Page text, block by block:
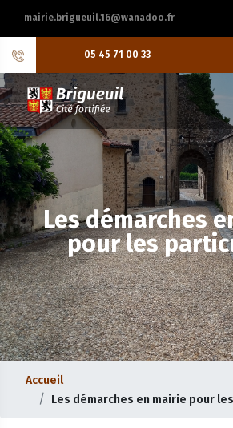
mairie.brigueuil.16@wanadoo.fr
05 45 71 00 33
Les démarches
pour les
Accueil
Les démarches en mairie pour